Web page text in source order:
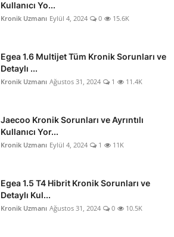
Kullanıcı Yo...
Kronik Uzmanı Eylül 4, 2024 0 15.6K
Egea 1.6 Multijet Tüm Kronik Sorunları ve
Detaylı ...
Kronik Uzmanı Ağustos 31, 2024 1 11.4K
Jaecoo Kronik Sorunları ve Ayrıntılı
Kullanıcı Yor...
Kronik Uzmanı Eylül 4, 2024 1 11K
Egea 1.5 T4 Hibrit Kronik Sorunları ve
Detaylı Kul...
Kronik Uzmanı Ağustos 31, 2024 0 10.5K